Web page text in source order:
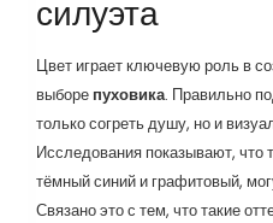
силуэта
Цвет играет ключевую роль в
выборе пуховика. Правильно
только согреть душу, но и
Исследования показывают, что
тёмный синий и графитовый,
Связано это с тем, что такие